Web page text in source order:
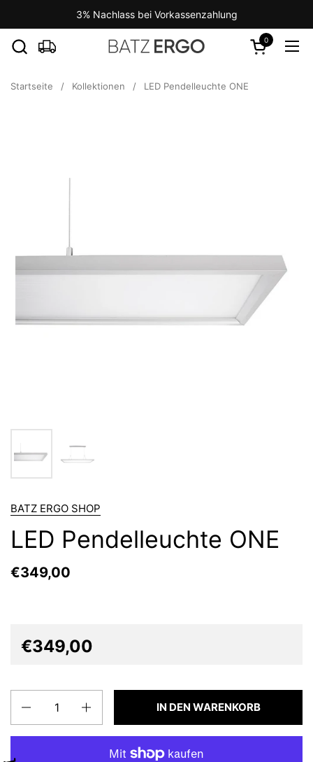
Zum Inhalt springen3% Nachlass bei Vorkassenzahlung
Warenkorb
0
Startseite / Kollektionen / LED Pendelleuchte ONE
BATZ ERGO SHOP
LED Pendelleuchte ONE
€349,00
€349,00
IN DEN WARENKORB